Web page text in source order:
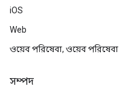
iOS
Web
ওয়েব পরিষেবা, ওয়েব পরিষেবা
সম্পদ